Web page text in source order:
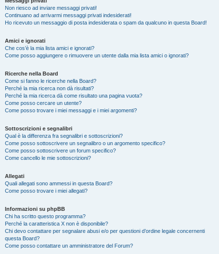
Non riesco ad inviare messaggi privati!
Continuano ad arrivarmi messaggi privati indesiderati!
Ho ricevuto un messaggio di posta indesiderata o spam da qualcuno in questa Board!
Amici e ignorati
Che cos’è la mia lista amici e ignorati?
Come posso aggiungere o rimuovere un utente dalla mia lista amici o ignorati?
Ricerche nella Board
Come si fanno le ricerche nella Board?
Perché la mia ricerca non dà risultati?
Perché la mia ricerca dà come risultato una pagina vuota?
Come posso cercare un utente?
Come posso trovare i miei messaggi e i miei argomenti?
Sottoscrizioni e segnalibri
Qual è la differenza fra segnalibri e sottoscrizioni?
Come posso sottoscrivere un segnalibro o un argomento specifico?
Come posso sottoscrivere un forum specifico?
Come cancello le mie sottoscrizioni?
Allegati
Quali allegati sono ammessi in questa Board?
Come posso trovare i miei allegati?
Informazioni su phpBB
Chi ha scritto questo programma?
Perché la caratteristica X non è disponibile?
Chi devo contattare per segnalare abusi e/o per questioni d’ordine legale concernenti
questa Board?
Come posso contattare un amministratore del Forum?